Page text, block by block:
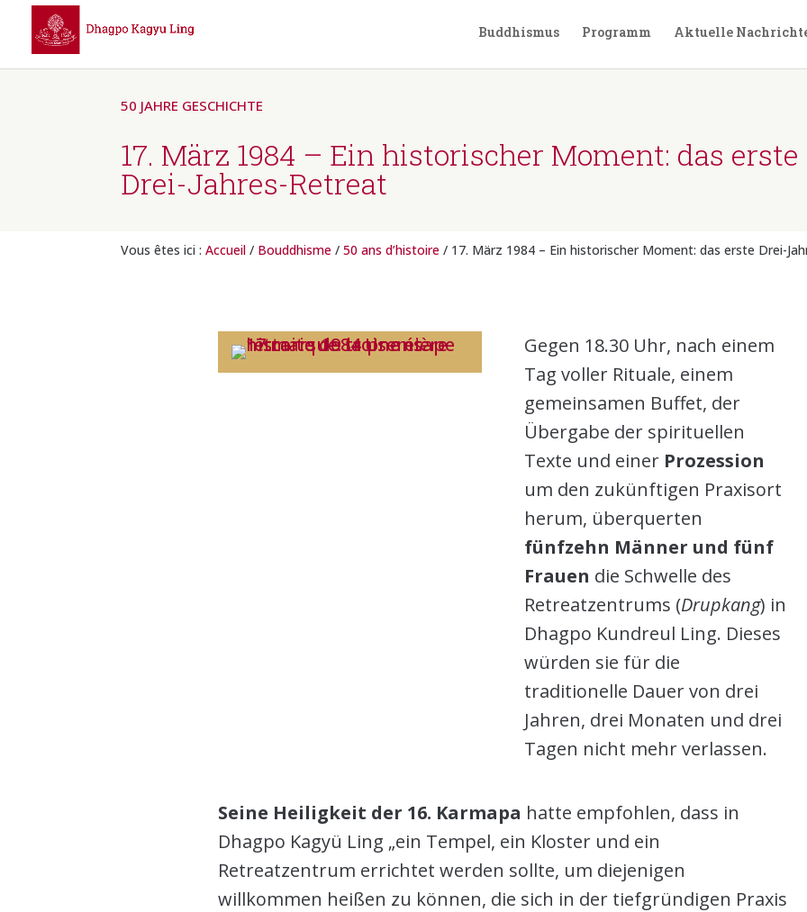
Buddhismus Programm Aktuelle
50 JAHRE GESCHICHTE
17. März 1984 – Ein historischer Moment: das erste
Drei-Jahres-Retreat
Vous êtes ici :Accueil / Bouddhisme /50 ans d’histoire / 17. März 1984 – Ein historischer Moment: das erste Drei-
Gegen 18.30 Uhr, nach einem
Tag voller Rituale, einem
gemeinsamen Buffet, der
Übergabe der spirituellen
Texte und einer Prozession
um den zukünftigen Praxisort
herum, überquerten
fünfzehn Männer und fünf
Frauen die Schwelle des
Retreatzentrums (Drupkang) in
Dhagpo Kundreul Ling. Dieses
würden sie für die
traditionelle Dauer von drei
Jahren, drei Monaten und drei
Tagen nicht mehr verlassen.
Seine Heiligkeit der 16. Karmapa hatte empfohlen, dass in
Dhagpo Kagyü Ling „ein Tempel, ein Kloster und ein
Retreatzentrum errichtet werden sollte, um diejenigen
willkommen heißen zu können, die sich in der tiefgründigen Praxis